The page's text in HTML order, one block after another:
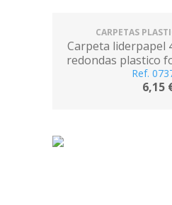
CARPETAS
Carpeta liderpapel
redondas plastico
Ref.
6,15